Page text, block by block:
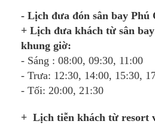
- Lịch đưa đón sân bay Phú
+ Lịch đưa khách từ sân
khung giờ:
- Sáng : 08:00, 09:30, 11:00
- Trưa: 12:30, 14:00, 15:30,
- Tối: 20:00, 21:30
+ Lịch tiễn khách từ resort